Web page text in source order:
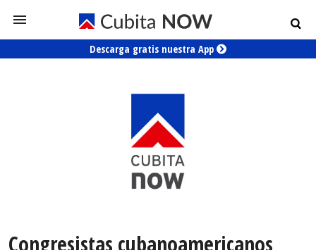
Descarga gratis nuestra App
Congresistas cubanoamericanos